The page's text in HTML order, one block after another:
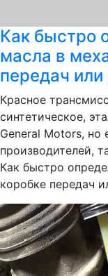
Как быстро
масла в
передач
Красное
синтетическое,
General Motors, но
производителей,
Как быстро
коробке передач